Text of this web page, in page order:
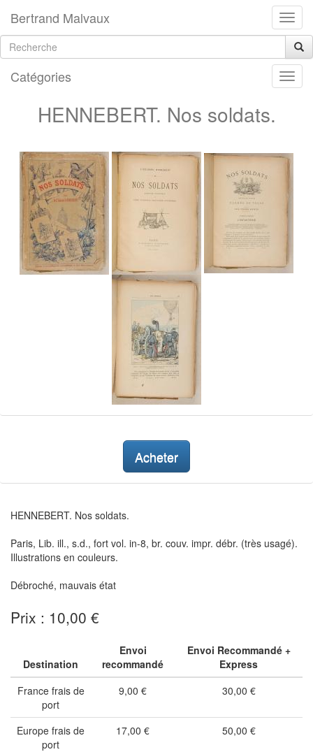
Bertrand Malvaux
Catégories
HENNEBERT. Nos soldats.
Acheter
HENNEBERT. Nos soldats.
Paris, Lib. ill., s.d., fort vol. in-8, br. couv. impr. débr. (très usagé).
Illustrations en couleurs.
Débroché, mauvais état
Prix : 10,00 €
Destination
Envoi
recommandé
Envoi Recommandé +
Express
France frais de
port
9,00 € 30,00 €
Europe frais de
port
17,00 € 50,00 €